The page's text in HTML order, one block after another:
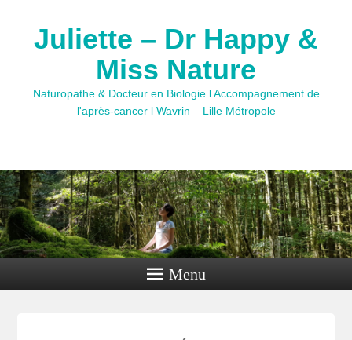
Juliette – Dr Happy &
Miss Nature
Naturopathe & Docteur en Biologie l Accompagnement de
l'après-cancer l Wavrin – Lille Métropole
Menu